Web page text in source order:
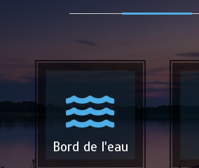
Bord de l'eau